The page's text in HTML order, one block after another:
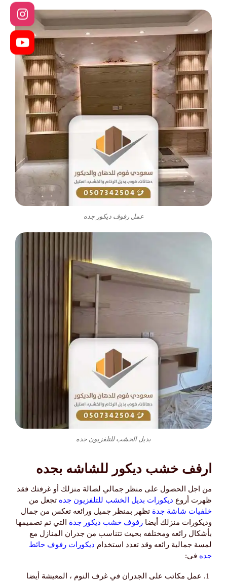
عمل رفوف ديكور جده
بديل الخشب للتلفزيون جده
ارفف خشب ديكور للشاشه بجده
من اجل الحصول على منظر جمالي لصالة منزلك أو غرفتك فقد
ظهرت أروع ديكورات بديل الخشب للتلفزيون جده تجعل من
خلفيات شاشة جدة تظهر بمنظر جميل ورائعه تعكس من جمال
وديكورات منزلك أيضا رفوف خشب ديكور جدة التي تم تصميمها
بأشكال رائعه ومختلفه بحيث تتناسب من جدران المنازل مع
لمسة جمالية رائعه وقد تعدد استخدام ديكورات رفوف حائط
جده في:
عمل مكاتب على الجدران في غرف النوم ، المعيشة أيضا